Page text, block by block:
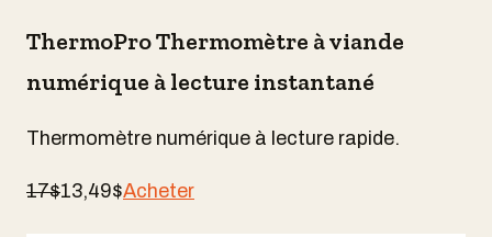
ThermoPro Thermomètre à viande
numérique à lecture instantané
Thermomètre numérique à lecture rapide.
17$13,49$Acheter